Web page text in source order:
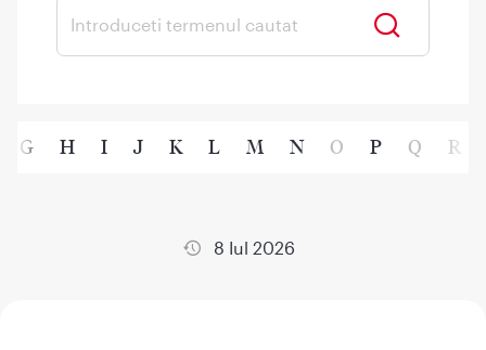
G H I J K L M N O P Q R
8 Iul 2026